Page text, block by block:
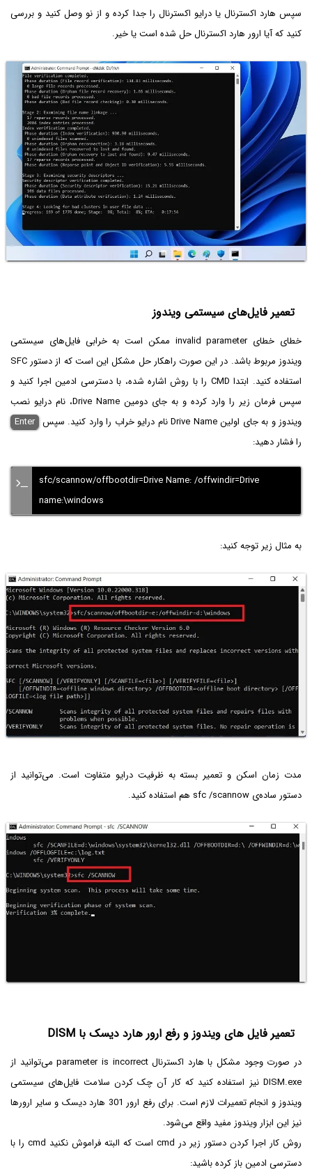
سپس هارد اکسترنال یا درایو اکسترنال را جدا کرده و از نو وصل کنید و بررسی
کنید که آیا ارور هارد اکسترنال حل شده است یا خیر.
تعمیر فایل‌های سیستمی ویندوز
خطای خطای invalid parameter ممکن است به خرابی فایل‌های سیستمی
ویندوز مربوط باشد. در این صورت راهکار حل مشکل این است که از دستور SFC
استفاده کنید. ابتدا CMD‌ را با روش اشاره شده، با دسترسی ادمین اجرا کنید و
سپس فرمان زیر را وارد کرده و به جای دومین Drive Name، نام درایو نصب
ویندوز و به جای اولین Drive Name نام درایو خراب را وارد کنید. سپس
Enter‌
را فشار دهید:
sfc/scannow/offbootdir=Drive Name: /offwindir=Drive
name:\windows
به مثال زیر توجه کنید:
مدت زمان اسکن و تعمیر بسته به ظرفیت درایو متفاوت است. می‌توانید از
دستور ساده‌ی sfc /scannow هم استفاده کنید.
تعمیر فایل های ویندوز و رفع ارور هارد دیسک با DISM
در صورت وجود مشکل با هارد اکسترنال parameter is incorrect می‌توانید از
DISM.exe نیز استفاده کنید که کار آن چک کردن سلامت فایل‌های سیستمی
ویندوز و انجام تعمیرات لازم است. برای رفع ارور 301 هارد دیسک و سایر ارورها
نیز این ابزار ویندوز مفید واقع می‌شود.
روش کار اجرا کردن دستور زیر در cmd است که البته فراموش نکنید cmd را با
دسترسی ادمین باز کرده باشید: